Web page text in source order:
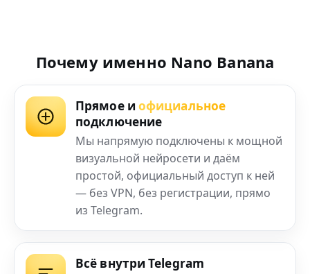
Почему именно Nano Banana
Прямое и официальное
подключение
Мы напрямую подключены к мощной
визуальной нейросети и даём
простой, официальный доступ к ней
— без VPN, без регистрации, прямо
из Telegram.
Всё внутри Telegram